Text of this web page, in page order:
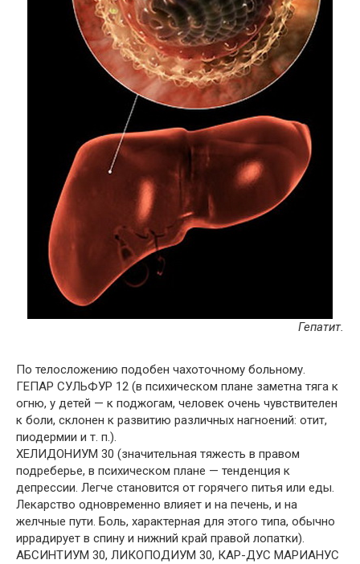
Гепатит.
По телосложению подобен чахоточному больному.
ГЕПАР СУЛЬФУР 12 (в психическом плане заметна тяга к
огню, у детей — к поджогам, человек очень чувствителен
к боли, склонен к развитию различных нагноений: отит,
пиодермии и т. п.).
ХЕЛИДОНИУМ 30 (значительная тяжесть в правом
подреберье, в психическом плане — тенденция к
депрессии. Легче становится от горячего питья или еды.
Лекарство одновременно влияет и на печень, и на
желчные пути. Боль, характерная для этого типа, обычно
иррадирует в спину и нижний край правой лопатки).
АБСИНТИУМ 30, ЛИКОПОДИУМ 30, КАР-ДУС МАРИАНУС